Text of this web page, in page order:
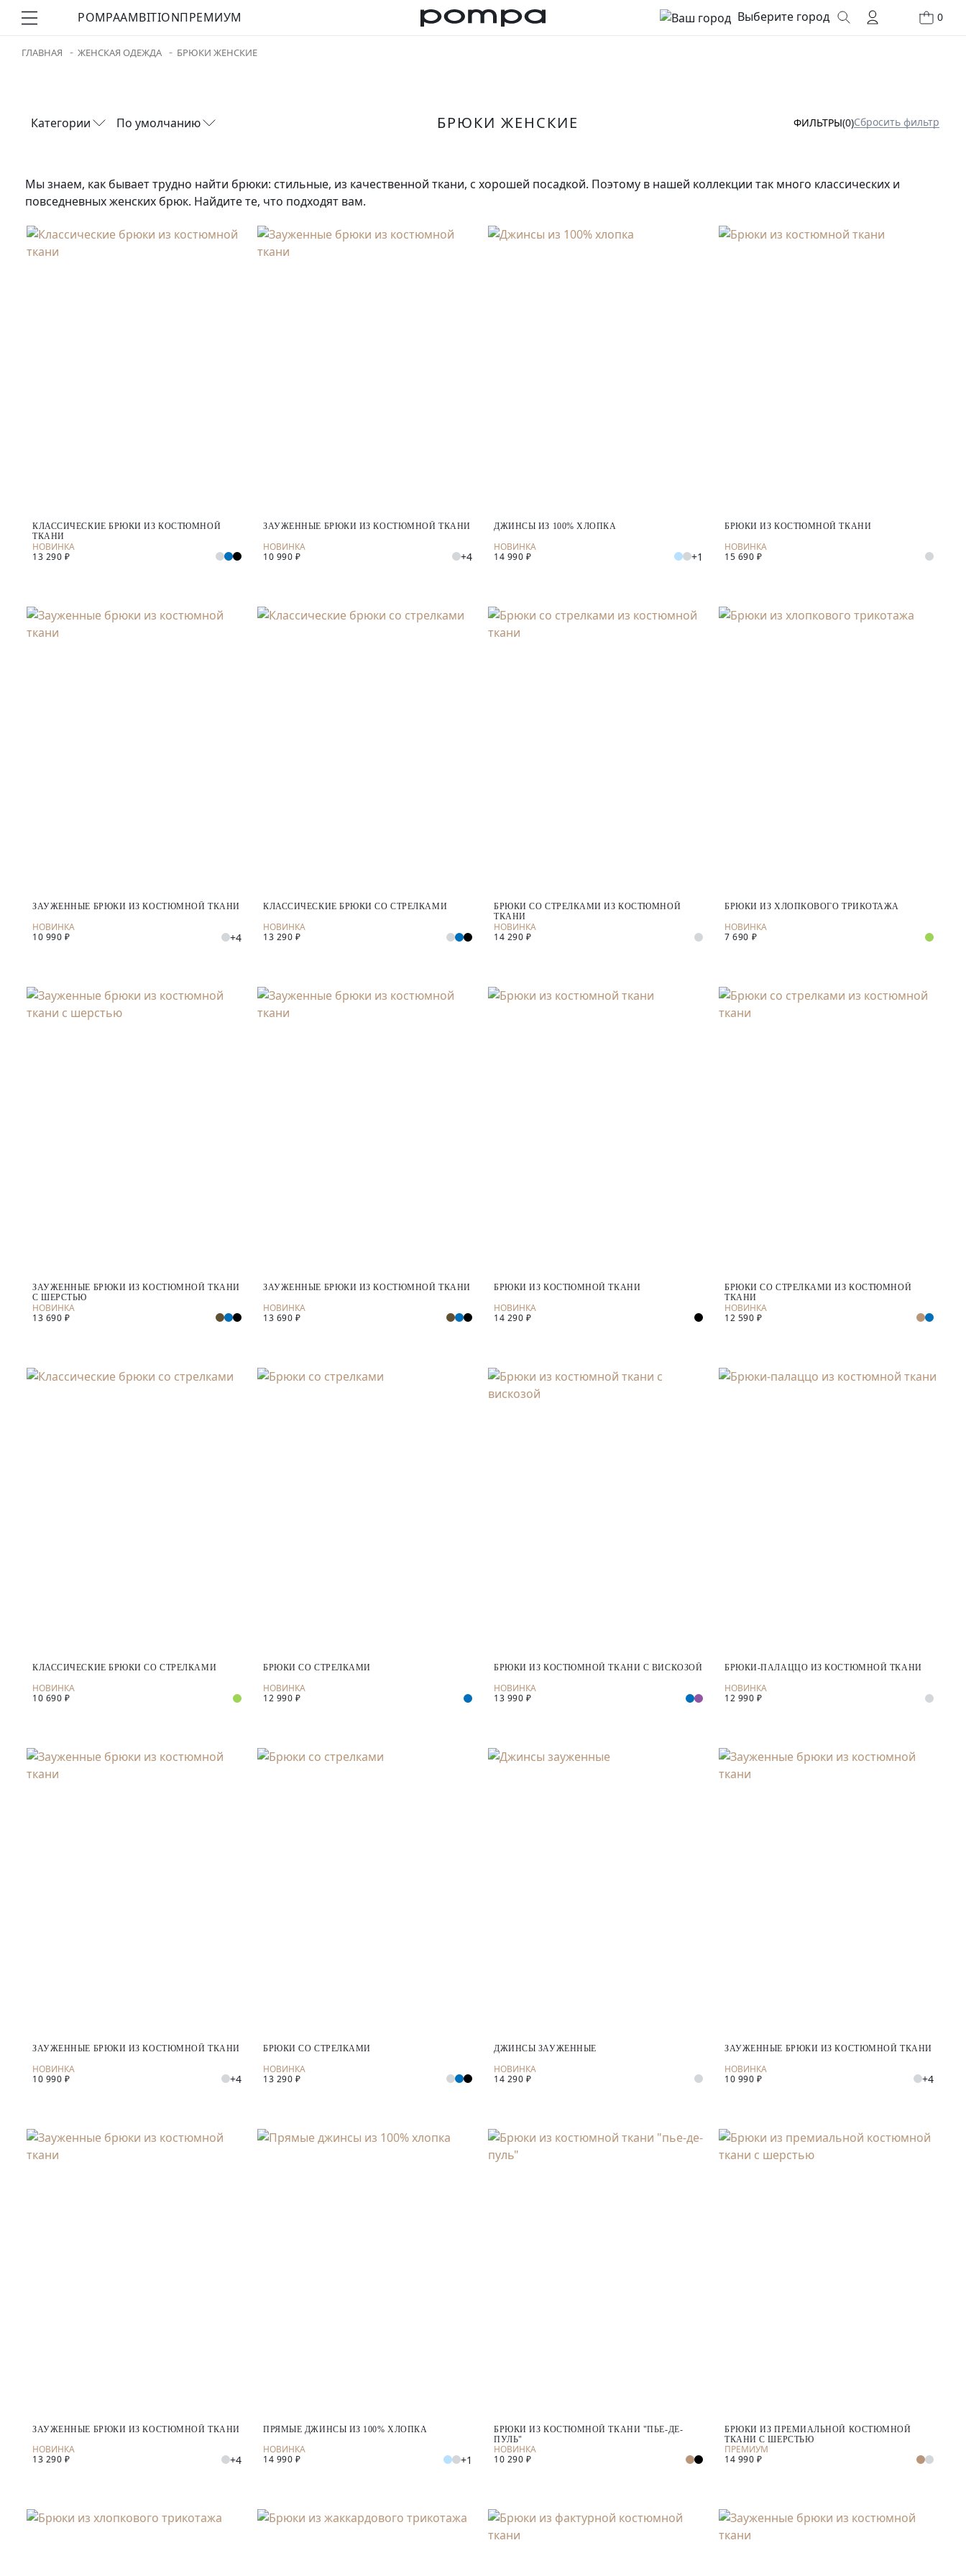
POMPAAMBITIONПРЕМИУМ Выберите город 0
ГЛАВНАЯ ЖЕНСКАЯ ОДЕЖДА БРЮКИ ЖЕНСКИЕ
Категории По умолчанию БРЮКИ ЖЕНСКИЕ ФИЛЬТРЫ(0)Сбросить фильтр
Мы знаем, как бывает трудно найти брюки: стильные, из качественной ткани, с хорошей посадкой. Поэтому в нашей коллекции так много классических и
повседневных женских брюк. Найдите те, что подходят вам.
КЛАССИЧЕСКИЕ БРЮКИ ИЗ КОСТЮМНОЙ
ТКАНИ
13 290 ₽
ЗАУЖЕННЫЕ БРЮКИ ИЗ КОСТЮМНОЙ ТКАНИ
10 990 ₽ +4
ДЖИНСЫ ИЗ 100% ХЛОПКА
14 990 ₽ +1
БРЮКИ ИЗ КОСТЮМНОЙ ТКАНИ
15 690 ₽
ЗАУЖЕННЫЕ БРЮКИ ИЗ КОСТЮМНОЙ ТКАНИ
10 990 ₽ +4
КЛАССИЧЕСКИЕ БРЮКИ СО СТРЕЛКАМИ
13 290 ₽
БРЮКИ СО СТРЕЛКАМИ ИЗ КОСТЮМНОЙ
ТКАНИ
14 290 ₽
БРЮКИ ИЗ ХЛОПКОВОГО ТРИКОТАЖА
7 690 ₽
ЗАУЖЕННЫЕ БРЮКИ ИЗ КОСТЮМНОЙ ТКАНИ
С ШЕРСТЬЮ
13 690 ₽
ЗАУЖЕННЫЕ БРЮКИ ИЗ КОСТЮМНОЙ ТКАНИ
13 690 ₽
БРЮКИ ИЗ КОСТЮМНОЙ ТКАНИ
14 290 ₽
БРЮКИ СО СТРЕЛКАМИ ИЗ КОСТЮМНОЙ
ТКАНИ
12 590 ₽
КЛАССИЧЕСКИЕ БРЮКИ СО СТРЕЛКАМИ
10 690 ₽
БРЮКИ СО СТРЕЛКАМИ
12 990 ₽
БРЮКИ ИЗ КОСТЮМНОЙ ТКАНИ С ВИСКОЗОЙ
13 990 ₽
БРЮКИ-ПАЛАЦЦО ИЗ КОСТЮМНОЙ ТКАНИ
12 990 ₽
ЗАУЖЕННЫЕ БРЮКИ ИЗ КОСТЮМНОЙ ТКАНИ
10 990 ₽ +4
БРЮКИ СО СТРЕЛКАМИ
13 290 ₽
ДЖИНСЫ ЗАУЖЕННЫЕ
14 290 ₽
ЗАУЖЕННЫЕ БРЮКИ ИЗ КОСТЮМНОЙ ТКАНИ
10 990 ₽ +4
ЗАУЖЕННЫЕ БРЮКИ ИЗ КОСТЮМНОЙ ТКАНИ
13 290 ₽ +4
ПРЯМЫЕ ДЖИНСЫ ИЗ 100% ХЛОПКА
14 990 ₽ +1
БРЮКИ ИЗ КОСТЮМНОЙ ТКАНИ "ПЬЕ-ДЕ-
ПУЛЬ"
10 290 ₽
БРЮКИ ИЗ ПРЕМИАЛЬНОЙ КОСТЮМНОЙ
ТКАНИ С ШЕРСТЬЮ
14 990 ₽